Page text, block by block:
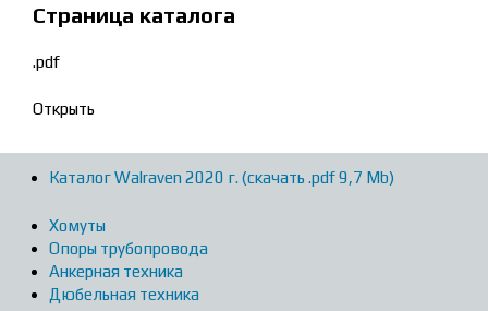
Страница каталога
.pdf
Открыть
Каталог Walraven 2020 г. (скачать .pdf 9,7 Mb)
Хомуты
Опоры трубопровода
Анкерная техника
Дюбельная техника